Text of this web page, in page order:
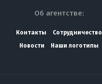
Об агентстве:
Контакты
Сотрудничество
Новости
Наши логотипы